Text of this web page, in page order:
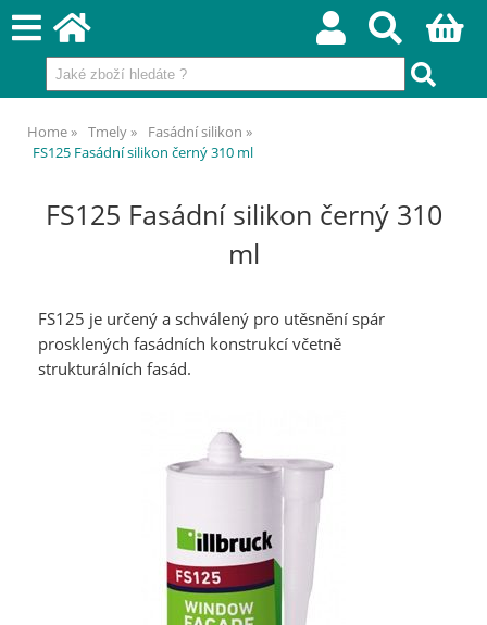
Home Tmely
Fasádní silikon
FS125 Fasádní silikon černý 310 ml
FS125 Fasádní silikon černý 310
ml
FS125 je určený a schválený pro utěsnění spár
prosklených fasádních konstrukcí včetně
strukturálních fasád.